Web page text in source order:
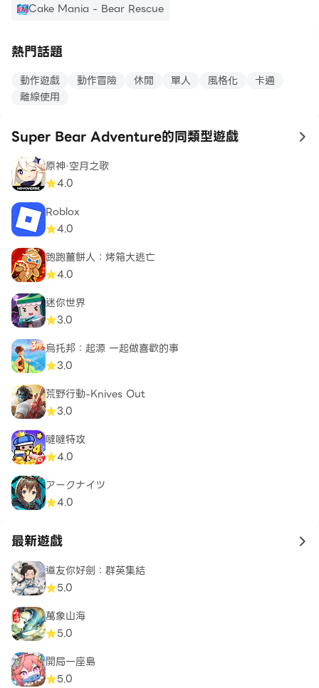
Cake Mania - Bear Rescue
熱門話題
動作遊戲 動作冒險 休閒 單人 風格化
卡通
離線使用
Super Bear Adventure的同類型遊戲 to
原神·空月之歌
4.0
Roblox
4.0
跑跑薑餅人：烤箱大逃亡
4.0
迷你世界
3.0
烏托邦：起源 一起做喜歡的事
3.0
荒野行動-Knives Out
3.0
噠噠特攻
4.0
アークナイツ
4.0
最新遊戲 to
道友你好劍：群英集結
5.0
萬象山海
5.0
開局一座島
5.0